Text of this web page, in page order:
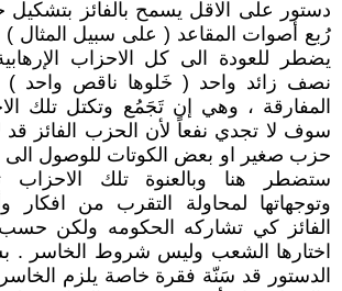
دستور على الاقل يسمح بالفائز
رُبع أصوات المقاعد ( على سبيل المثال
يضطر للعودة الى كل الاحزاب
نصف زائد واحد ( خَلوها ناقص واحد
المفارقة ، وهي إن تَجَمُع وتكتل تلك
سوف لا تجدي نفعاً لأن الحزب الفائز قد
حزب صغير او بعض الكوتات للوصول الى
ستضطر هنا وبالعنوة تلك الاحزاب
وتوجهاتها لمحاولة التقرب من افكار
الفائز كي تشاركه الحكومه ولكن
اختارها الشعب وليس شروط الخاسر .
الدستور قد سَنّة فقرة خاصة يلزم الخاسر